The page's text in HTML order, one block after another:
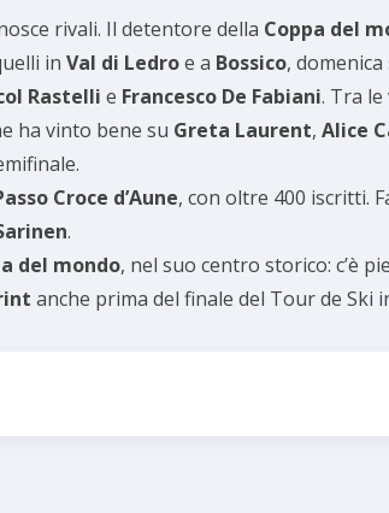
rivali. Il detentore della Coppa del
in Val di Ledroe a Bossico,
Rastelli e Francesco De Fabiani. Tra
ha vinto bene su Greta Laurent, Alice
Croce d’Aune, con oltre 400 iscritti.
.
del mondo, nel suo centro storico: c’è
anche prima del finale del Tour de Ski